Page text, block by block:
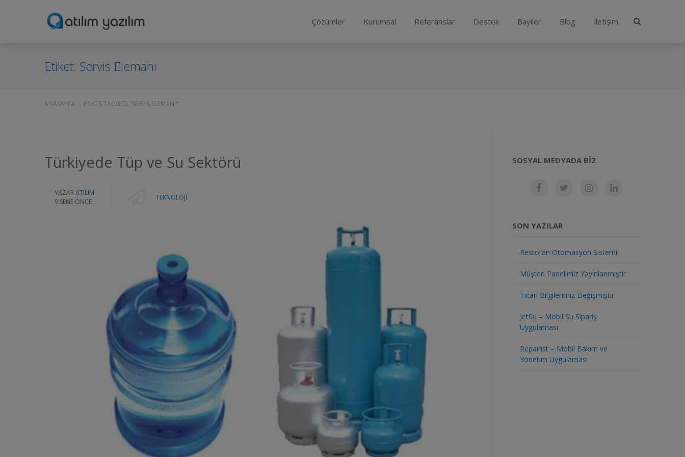
Çözümler Kurumsal Referanslar Destek Bayiler Blog İletişim
Etiket: Servis Elemanı
ANASAYFA POSTS TAGGED "SERVIS ELEMANI"
Türkiyede Tüp ve Su Sektörü
YAZAR ATILIM
9 SENE ÖNCE
TEKNOLOJI
SOSYAL MEDYADA BIZ
SON YAZILAR
Restoran Otomasyon Sistemi
Müşteri Panelimiz Yayınlanmıştır
Ticari Bilgilerimiz Değişmiştir
JetSu – Mobil Su Sipariş
Uygulaması
Repairist – Mobil Bakım ve
Yönetim Uygulaması